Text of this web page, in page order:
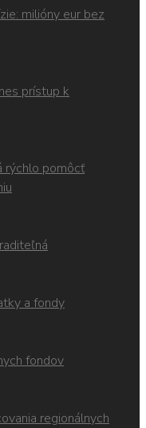
milióny eur bez
prístup k
rýchlo pomôcť
a fondy
fondov
regionálnych